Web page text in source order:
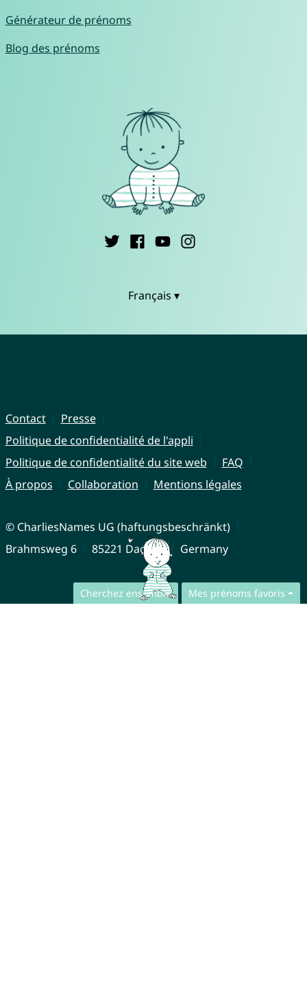
Cherchez ensemble Mes prénoms favoris
Générateur de prénoms
Blog des prénoms
Français ▾
Contact
Presse
Politique de confidentialité de l'appli
Politique de confidentialité du site web
FAQ
À propos
Collaboration Mentions légales
© CharliesNames UG (haftungsbeschränkt)
Brahmsweg 6
85221 Dachau Germany